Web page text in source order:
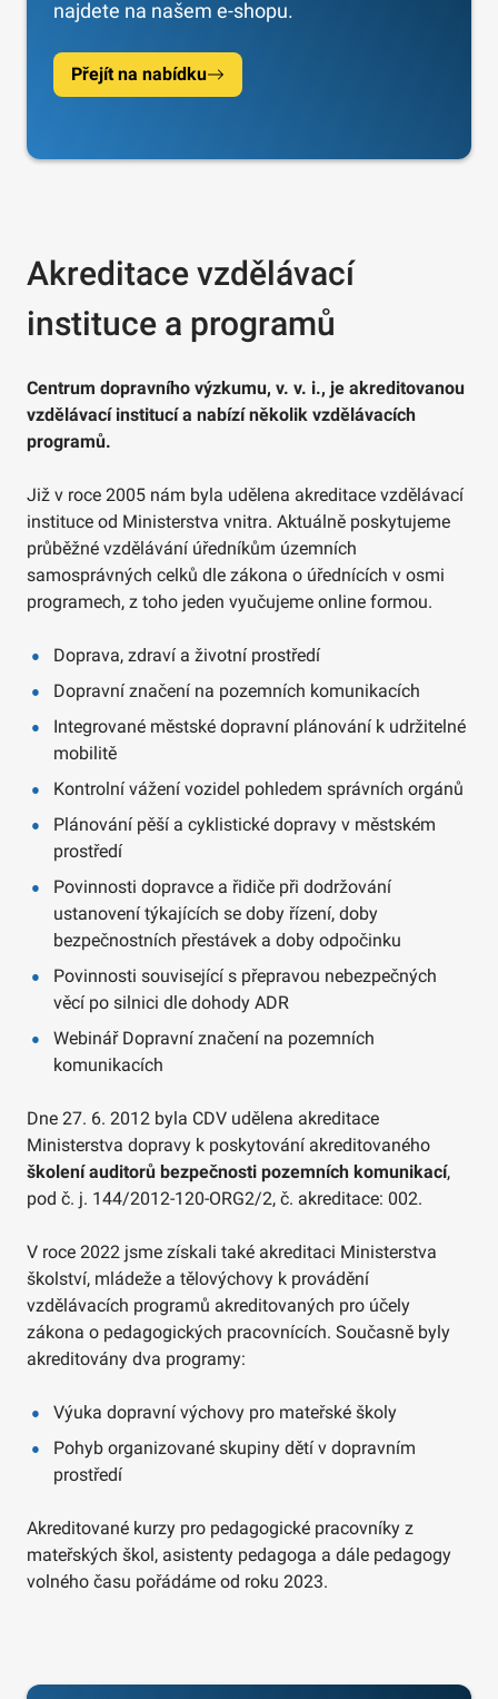
najdete na našem e-shopu.
Přejít na nabídku
Akreditace vzdělávací
instituce a programů
Centrum dopravního výzkumu, v. v. i., je akreditovanou
vzdělávací institucí a nabízí několik vzdělávacích
programů.
Již v roce 2005 nám byla udělena akreditace vzdělávací
instituce od Ministerstva vnitra. Aktuálně poskytujeme
průběžné vzdělávání úředníkům územních
samosprávných celků dle zákona o úřednících v osmi
programech, z toho jeden vyučujeme online formou.
Doprava, zdraví a životní prostředí
Dopravní značení na pozemních komunikacích
Integrované městské dopravní plánování k udržitelné
mobilitě
Kontrolní vážení vozidel pohledem správních orgánů
Plánování pěší a cyklistické dopravy v městském
prostředí
Povinnosti dopravce a řidiče při dodržování
ustanovení týkajících se doby řízení, doby
bezpečnostních přestávek a doby odpočinku
Povinnosti související s přepravou nebezpečných
věcí po silnici dle dohody ADR
Webinář Dopravní značení na pozemních
komunikacích
Dne 27. 6. 2012 byla CDV udělena akreditace
Ministerstva dopravy k poskytování akreditovaného
školení auditorů bezpečnosti pozemních komunikací,
pod č. j. 144/2012-120-ORG2/2, č. akreditace: 002.
V roce 2022 jsme získali také akreditaci Ministerstva
školství, mládeže a tělovýchovy k provádění
vzdělávacích programů akreditovaných pro účely
zákona o pedagogických pracovnících. Současně byly
akreditovány dva programy:
Výuka dopravní výchovy pro mateřské školy
Pohyb organizované skupiny dětí v dopravním
prostředí
Akreditované kurzy pro pedagogické pracovníky z
mateřských škol, asistenty pedagoga a dále pedagogy
volného času pořádáme od roku 2023.